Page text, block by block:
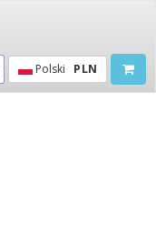
Polski PLN